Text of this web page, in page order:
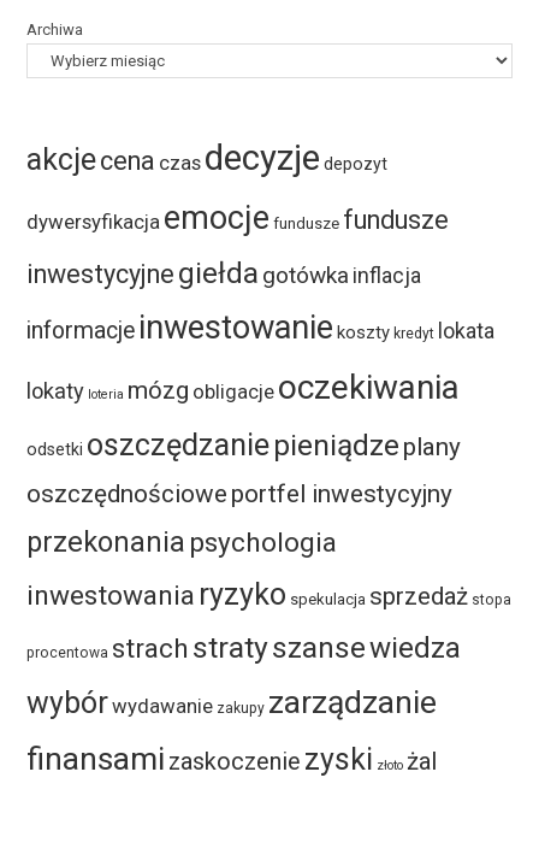
Archiwa
akcjecena czas decyzje depozyt
dywersyfikacja emocje fundusze fundusze
inwestycyjne giełda gotówka inflacja
informacje inwestowanie koszty kredyt lokata
lokaty loteria mózg obligacje oczekiwania
odsetki oszczędzaniepieniądze plany
oszczędnościowe portfel inwestycyjny
przekonania psychologia
inwestowania ryzyko spekulacja sprzedaż stopa
procentowa strach stratyszansewiedza
wybórwydawanie zakupy zarządzanie
finansami zaskoczenie zyski złoto żal